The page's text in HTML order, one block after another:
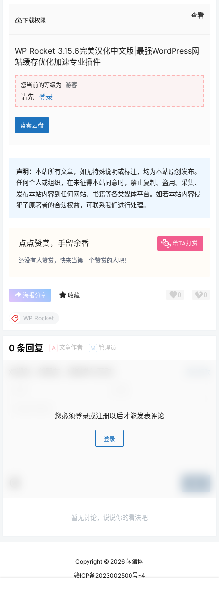
下载权限
查看
WP Rocket 3.15.6完美汉化中文版|最强WordPress网
站缓存优化加速专业插件
您当前的等级为 游客
请先 登录
蓝奏云盘
声明： 本站所有文章，如无特殊说明或标注，均为本站原创发布。
任何个人或组织，在未征得本站同意时，禁止复制、盗用、采集、
发布本站内容到任何网站、书籍等各类媒体平台。如若本站内容侵
犯了原著者的合法权益，可联系我们进行处理。
点点赞赏，手留余香 给TA打赏
还没有人赞赏，快来当第一个赞赏的人吧！
海报分享 收藏 0 0
WP Rocket
0 条回复 A 文章作者 M 管理员
您必须登录或注册以后才能发表评论
登录
暂无讨论，说说你的看法吧
Copyright © 2026 闲蛋网
赣ICP备2023002500号-4